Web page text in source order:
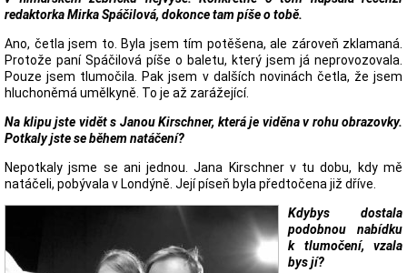
redaktorka Mirka Spáčilová, dokonce tam píše o tobě.
Ano, četla jsem to. Byla jsem tím potěšena, ale zároveň zklamaná.
Protože paní Spáčilová píše o baletu, který jsem já neprovozovala.
Pouze jsem tlumočila. Pak jsem v dalších novinách četla, že jsem
hluchoněmá umělkyně. To je až zarážející.
Na klipu jste vidět s Janou Kirschner, která je viděna v rohu obrazovky.
Potkaly jste se během natáčení?
Nepotkaly jsme se ani jednou. Jana Kirschner v tu dobu, kdy mě
natáčeli, pobývala v Londýně. Její píseň byla předtočena již dříve.
Kdybys dostala
podobnou nabídku
k tlumočení, vzala
bys jí?